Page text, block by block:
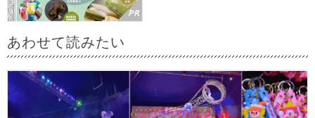
あわせて読みたい